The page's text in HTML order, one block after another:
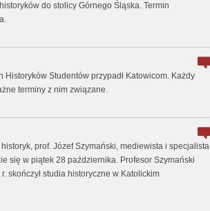
do stolicy Górnego Śląska. Termin
Studentów przypadł Katowicom. Każdy
terminy z nim związane.
prof. Józef Szymański, mediewista i specjalista
się w piątek 28 października. Profesor Szymański
skończył studia historyczne w Katolickim